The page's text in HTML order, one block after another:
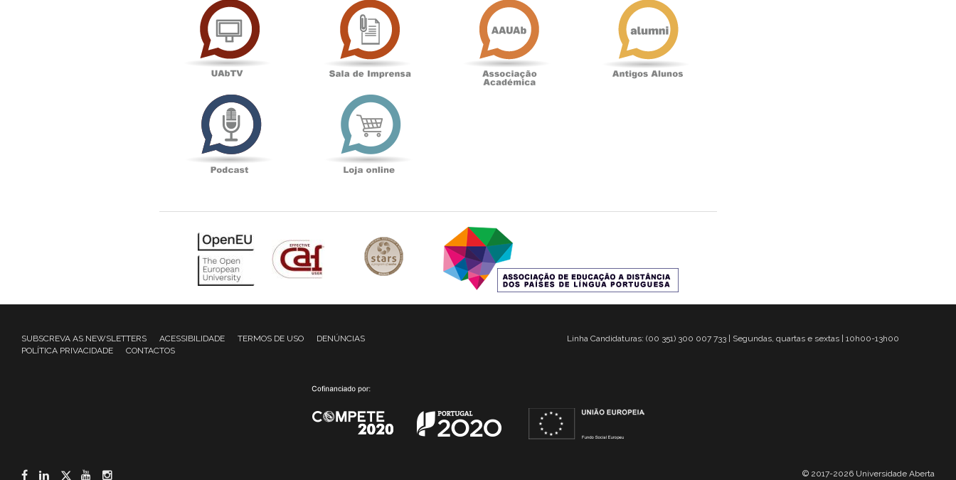
SUBSCREVA AS NEWSLETTERS ACESSIBILIDADE TERMOS DE USO
DENÚNCIAS
POLÍTICA PRIVACIDADE
CONTACTOS
Linha Candidaturas: (00 351) 300 007 733 | Segundas, quartas e sextas | 10h00-13h00
Facebook
LinkedIn
Twitter
YouTube © 2017-2026 Universidade Aberta